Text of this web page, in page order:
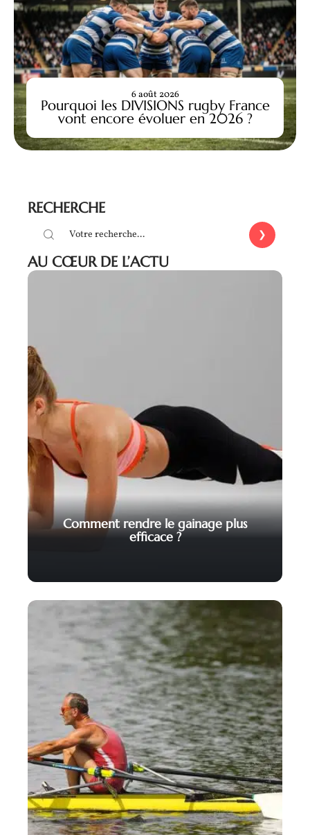
Pourquoi les DIVISIONS rugby France
vont encore évoluer en 2026 ?
6 août 2026
RECHERCHE
AU CŒUR DE L’ACTU
Comment rendre le gainage plus
efficace ?